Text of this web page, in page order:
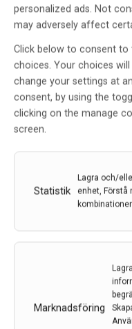
personalized ads. Not
may adversely affect
Click below to consent to
choices. Your choices
change your settings at
consent, by using the
clicking on the manage
screen.
Statistik
Lagra och/
enhet, Förstå
Marknadsföring
I strokemodeller på
återställa förlorad
molekyler som i